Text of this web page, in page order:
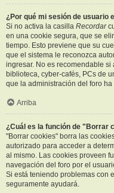
¿Por qué mi sesión de usuario
Si no activa la casilla Recordar
en una cookie segura, que se
tiempo. Esto previene que su
que el sistema le reconozca
ingresar. No es recomendable
biblioteca, cyber-cafés, PCs de
que la administración del foro
Arriba
¿Cuál es la función de "Borrar
"Borrar cookies" borra las
autorizado para acceder a
al mismo. Las cookies proveen
navegación del foro por el
Si está teniendo problemas con
seguramente ayudará.